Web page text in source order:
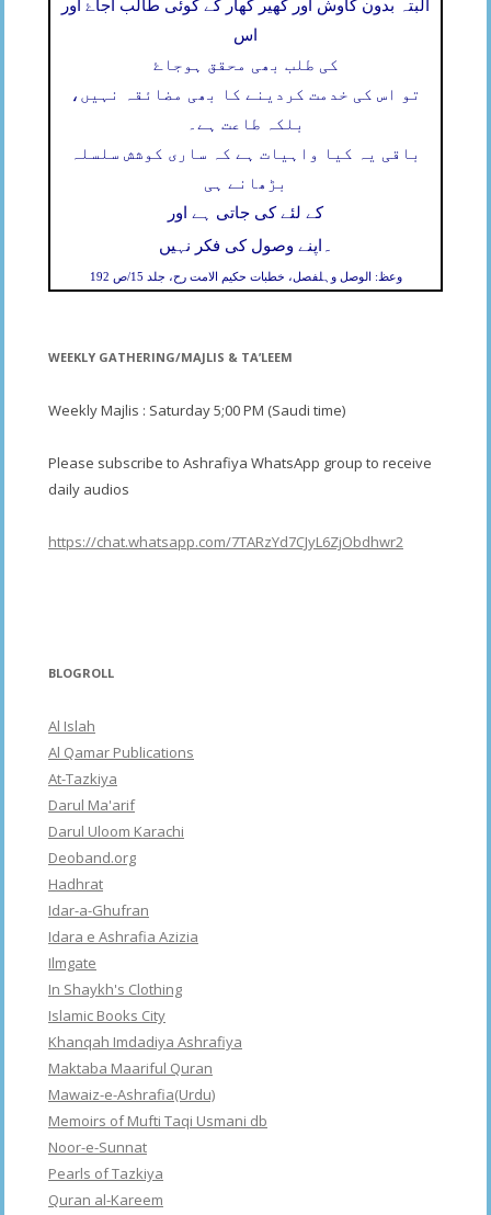
البتہ بدون کاوش اور گھیر گھار کے کوئی طالب آجاۓ اور
اس
کی طلب بھی محقق ہوجاۓ
تو اس کی خدمت کردینے کا بھی مضائقہ نہیں،
بلکہ طاعت ہے۔
باقی یہ کیا واہیات ہے کہ ساری کوشش سلسلہ
بڑھانے ہی
کے لئے کی جاتی ہے اور
اپنے وصول کی فکر نہیں ۔
وعظ: الوصل وہلفصل، خطبات حکیم الامت رح، جلد 15/ص 192
WEEKLY GATHERING/MAJLIS & TA’LEEM
Weekly Majlis : Saturday 5;00 PM (Saudi time)
Please subscribe to Ashrafiya WhatsApp group to receive
daily audios
https://chat.whatsapp.com/7TARzYd7CJyL6ZjObdhwr2
BLOGROLL
Al Islah
Al Qamar Publications
At-Tazkiya
Darul Ma'arif
Darul Uloom Karachi
Deoband.org
Hadhrat
Idar-a-Ghufran
Idara e Ashrafia Azizia
Ilmgate
In Shaykh's Clothing
Islamic Books City
Khanqah Imdadiya Ashrafiya
Maktaba Maariful Quran
Mawaiz-e-Ashrafia(Urdu)
Memoirs of Mufti Taqi Usmani db
Noor-e-Sunnat
Pearls of Tazkiya
Quran al-Kareem